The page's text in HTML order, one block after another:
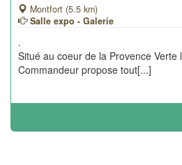
Montfort (5.5 km)
Salle expo - Galerie
.
Situé au coeur de la Provence Verte
Commandeur propose tout[...]